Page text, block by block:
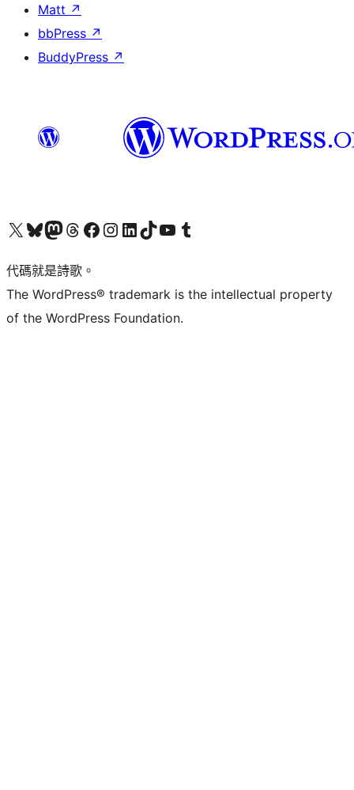
Matt ↗
bbPress ↗
BuddyPress ↗
Visit our X (formerly Twitter) account
Visit our Bluesky account
Visit our Mastodon account
Visit our Threads account
訪問我們的 Facebook 專頁Visit our Instagram account
Visit our LinkedIn account
Visit our TikTok account
Visit our YouTube channel
Visit our Tumblr account
代碼就是詩歌。
The WordPress® trademark is the intellectual property
of the WordPress Foundation.